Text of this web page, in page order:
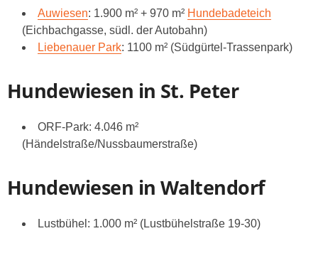
Auwiesen: 1.900 m² + 970 m² Hundebadeteich
(Eichbachgasse, südl. der Autobahn)
Liebenauer Park: 1100 m² (Südgürtel-Trassenpark)
Hundewiesen in St. Peter
ORF-Park: 4.046 m²
(Händelstraße/Nussbaumerstraße)
Hundewiesen in Waltendorf
Lustbühel: 1.000 m² (Lustbühelstraße 19-30)